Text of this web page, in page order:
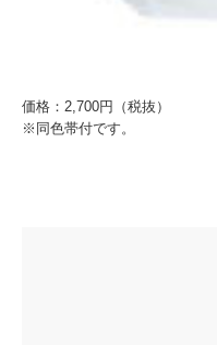
価格：2,700円（税抜）
※同色帯付です。